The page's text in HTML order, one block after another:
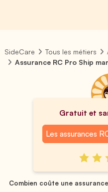
SideCare Tous les métiers
Assurance RC Pro Ship
Gratuit et
Les assurances
Combien coûte une